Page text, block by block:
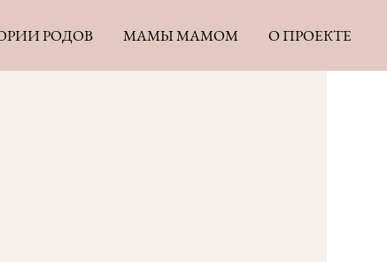
РОДОВ МАМЫ MAMOM О ПРОЕКТЕ